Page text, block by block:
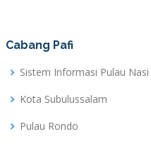
Cabang Pafi
Sistem Informasi Pulau Nasi
Kota Subulussalam
Pulau Rondo